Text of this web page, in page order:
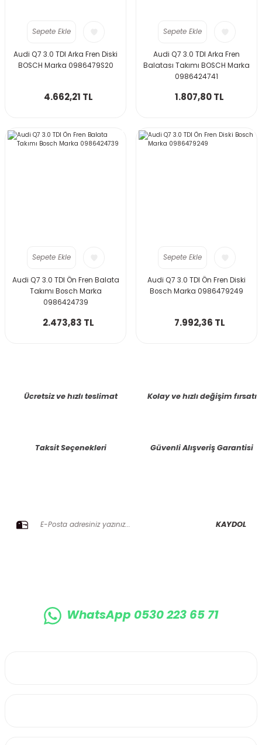
Sepete Ekle
Audi Q7 3.0 TDI Arka Fren Diski
BOSCH Marka 0986479S20
4.662,21 TL
Sepete Ekle
Audi Q7 3.0 TDI Arka Fren
Balatası Takımı BOSCH Marka
0986424741
1.807,80 TL
Sepete Ekle
Audi Q7 3.0 TDI Ön Fren Balata
Takımı Bosch Marka
0986424739
2.473,83 TL
Sepete Ekle
Audi Q7 3.0 TDI Ön Fren Diski
Bosch Marka 0986479249
7.992,36 TL
Ücretsiz ve hızlı teslimat Kolay ve hızlı değişim fırsatı
Taksit Seçenekleri Güvenli Alışveriş Garantisi
KAYDOL
WhatsApp 0530 223 65 71